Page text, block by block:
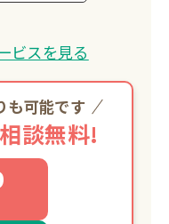
ビスを見る
も可能です
談無料!